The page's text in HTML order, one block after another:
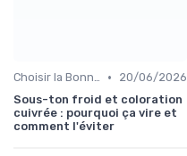
Choisir la Bonne Teinte •
20/06/2026
Sous-ton froid et coloration
cuivrée : pourquoi ça vire et
comment l'éviter